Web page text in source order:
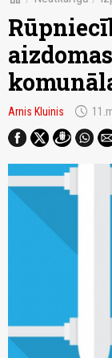
Arnis Kluinis schedule